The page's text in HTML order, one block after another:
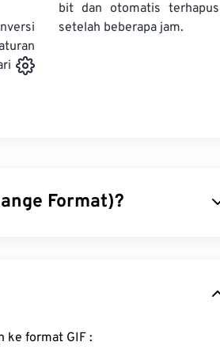
bit dan otomatis terhapus
setelah beberapa jam.
Format)?
umum adalah dalam bentuk
FreeConvert.com dapat mengonversi file Anda yang lain ke format GIF :